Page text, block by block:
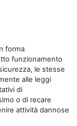
forma
funzionamento
le stesse
alle leggi
di
o di recare
attività dannose